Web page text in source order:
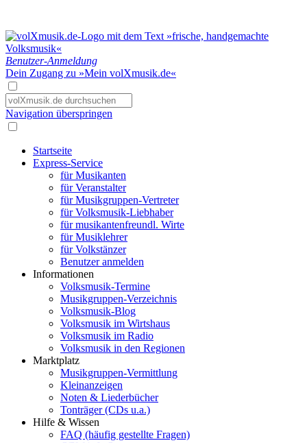
Benutzer-Anmeldung
Dein Zugang zu »Mein volXmusik.de«
Navigation überspringen
Startseite
Express-Service
für Musikanten
für Veranstalter
für Musikgruppen-Vertreter
für Volksmusik-Liebhaber
für musikantenfreundl. Wirte
für Musiklehrer
für Volkstänzer
Benutzer anmelden
Informationen
Volksmusik-Termine
Musikgruppen-Verzeichnis
Volksmusik-Blog
Volksmusik im Wirtshaus
Volksmusik im Radio
Volksmusik in den Regionen
Marktplatz
Musikgruppen-Vermittlung
Kleinanzeigen
Noten & Liederbücher
Tonträger (CDs u.a.)
Hilfe & Wissen
FAQ (häufig gestellte Fragen)